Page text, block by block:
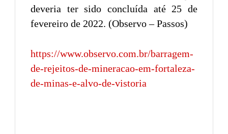
deveria ter sido concluída até 25 de
fevereiro de 2022. (Observo – Passos)
https://www.observo.com.br/barragem-
de-rejeitos-de-mineracao-em-fortaleza-
de-minas-e-alvo-de-vistoria